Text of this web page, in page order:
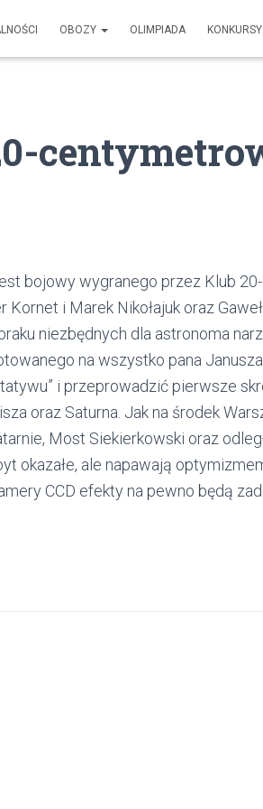
OBOZY OLIMPIADA KONKURSY
bojowy wygranego przez Klub
i Marek Nikołajuk oraz
niezbędnych dla astronoma
na wszystko pana Janusza
i przeprowadzić pierwsze
oraz Saturna. Jak na środek
Most Siekierkowski oraz
okazałe, ale napawają
CCD efekty na pewno będą